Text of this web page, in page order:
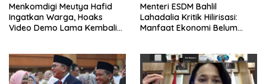
Menkomdigi Meutya Hafid
Ingatkan Warga, Hoaks
Video Demo Lama Kembali
Menteri ESDM Bahlil
Lahadalia Kritik Hilirisasi:
Manfaat Ekonomi Belum